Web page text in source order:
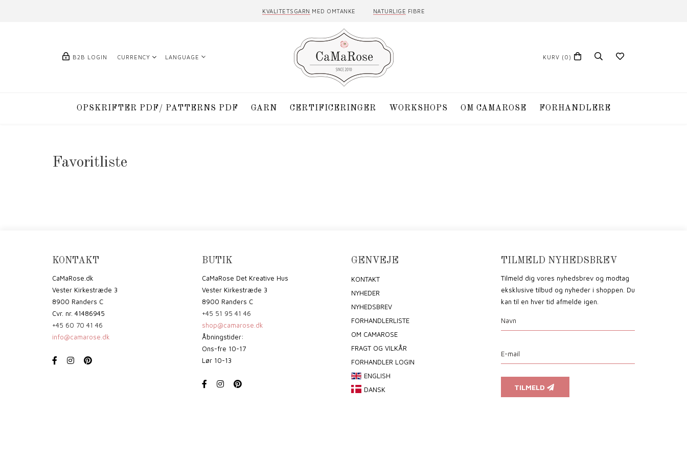
KVALITETSGARN MED OMTANKE NATURLIGE FIBRE
B2B LOGIN CURRENCY LANGUAGE KURV (0)
OPSKRIFTER PDF/ PATTERNS PDF GARN CERTIFICERINGER WORKSHOPS OM CAMAROSE FORHANDLERE
Favoritliste
KONTAKT
CaMaRose.dk
Vester Kirkestræde 3
8900 Randers C
Cvr. nr. 41486945
+45 60 70 41 46
info@camarose.dk
BUTIK
CaMaRose Det Kreative Hus
Vester Kirkestræde 3
8900 Randers C
+45 51 95 41 46
shop@camarose.dk
Åbningstider:
Ons-fre 10-17
Lør 10-13
GENVEJE
KONTAKT
NYHEDER
NYHEDSBREV
FORHANDLERLISTE
OM CAMAROSE
FRAGT OG VILKÅR
FORHANDLER LOGIN
ENGLISH
DANSK
TILMELD NYHEDSBREV
Tilmeld dig vores nyhedsbrev og modtag
eksklusive tilbud og nyheder i shoppen. Du
kan til en hver tid afmelde igen.
TILMELD